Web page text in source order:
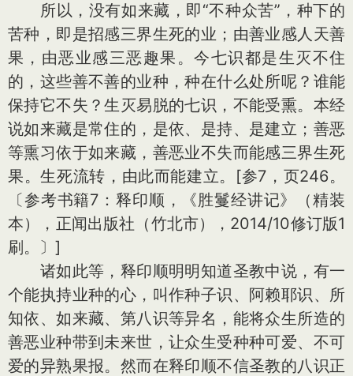
所以，没有如来藏，即“不种众苦”，种下的
苦种，即是招感三界生死的业；由善业感人天善
果，由恶业感三恶趣果。今七识都是生灭不住
的，这些善不善的业种，种在什么处所呢？谁能
保持它不失？生灭易脱的七识，不能受熏。本经
说如来藏是常住的，是依、是持、是建立；善恶
等熏习依于如来藏，善恶业不失而能感三界生死
果。生死流转，由此而能建立。[参7，页246。
〔参考书籍7：释印顺，《胜鬘经讲记》（精装
本），正闻出版社（竹北市），2014/10修订版1
刷。〕]
诸如此等，释印顺明明知道圣教中说，有一
个能执持业种的心，叫作种子识、阿赖耶识、所
知依、如来藏、第八识等异名，能将众生所造的
善恶业种带到未来世，让众生受种种可爱、不可
爱的异熟果报。然而在释印顺不信圣教的八识正